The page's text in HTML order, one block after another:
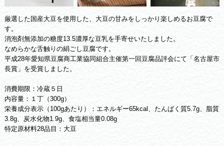
厳選した国産大豆を使用した、大豆の甘みをしっかり楽しめるお豆腐で
す。
消泡剤無添加の糖度13.5濃厚な豆乳を手寄せいたしました。
なめらかな舌触りの絹ごし豆腐です。
平成28年愛知県豆腐商工業協同組合主催第一回豆腐品評会にて「名古屋市
長賞」を受賞しました。
消費期限：冷蔵５日
内容量：１丁（300g）
栄養成分表示（100gあたり）：エネルギー65kcal、たんぱく質5.7g、脂質
3.8g、炭水化物1.9g、食塩相当量0.08g
特定原材料28品目：大豆